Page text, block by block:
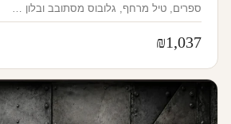
ספרים, טיל מרחף, גלובוס מסתובב ובלון …
₪1,037